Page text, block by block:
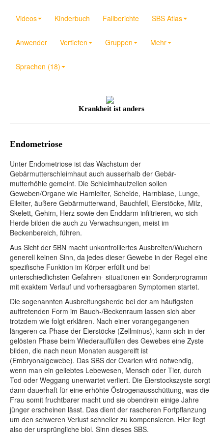
Videos Kinderbuch Fallberichte SBS Atlas
Anwender Vertiefen Gruppen Mehr
Sprachen (18)
Krankheit ist anders
Endometriose
Unter Endometriose ist das Wachstum der
Gebärmutterschleimhaut auch ausserhalb der Gebär-
mutterhöhle gemeint. Die Schleimhautzellen sollen
Geweben/Organe wie Harnleiter, Scheide, Harnblase, Lunge,
Eileiter, äußere Gebärmutterwand, Bauchfell, Eierstöcke, Milz,
Skelett, Gehirn, Herz sowie den Enddarm infiltrieren, wo sich
Herde bilden die auch zu Verwachsungen, meist im
Beckenbereich, führen.
Aus Sicht der 5BN macht unkontrolliertes Ausbreiten/Wuchern
generell keinen Sinn, da jedes dieser Gewebe in der Regel eine
spezifische Funktion im Körper erfüllt und bei
unterschiedlichsten Gefahren- situationen ein Sonderprogramm
mit exaktem Verlauf und vorhersagbaren Symptomen startet.
Die sogenannten Ausbreitungsherde bei der am häufigsten
auftretenden Form im Bauch-/Beckenraum lassen sich aber
trotzdem wie folgt erklären. Nach einer vorangegangenen
längeren ca-Phase der Eierstöcke (Zellminus), kann sich in der
gelösten Phase beim Wiederauffüllen des Gewebes eine Zyste
bilden, die nach neun Monaten ausgereift ist
(Embryonalgewebe). Das SBS der Ovarien wird notwendig,
wenn man ein geliebtes Lebewesen, Mensch oder Tier, durch
Tod oder Weggang unerwartet verliert. Die Eierstockszyste sorgt
dann dauerhaft für eine erhöhte Östrogenausschüttung, was die
Frau somit fruchtbarer macht und sie obendrein einige Jahre
jünger erscheinen lässt. Das dient der rascheren Fortpflanzung
um den schweren Verlust schneller zu kompensieren. Hier liegt
also der ursprüngliche biol. Sinn dieses SBS.